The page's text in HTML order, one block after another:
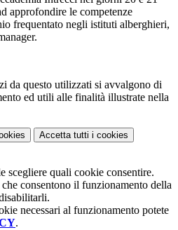
approfondire le competenze
frequentato negli istituti alberghieri,
da questo utilizzati si avvalgono di
ed utili alle finalità illustrate nella
Accetta tutti i cookies
scegliere quali cookie consentire.
consentono il funzionamento della
necessari al funzionamento potete
.